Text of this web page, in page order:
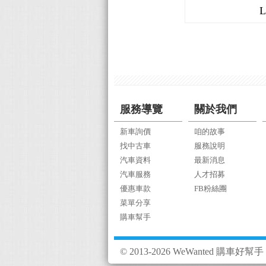
服務導覽
新車詢價
找中古車
汽車資料
汽車服務
優惠車款
菜單分享
購車幫手
關於我們
咱的故事
服務說明
最新消息
人才招募
FB粉絲團
© 2013-2026 WeWanted 購車好幫手